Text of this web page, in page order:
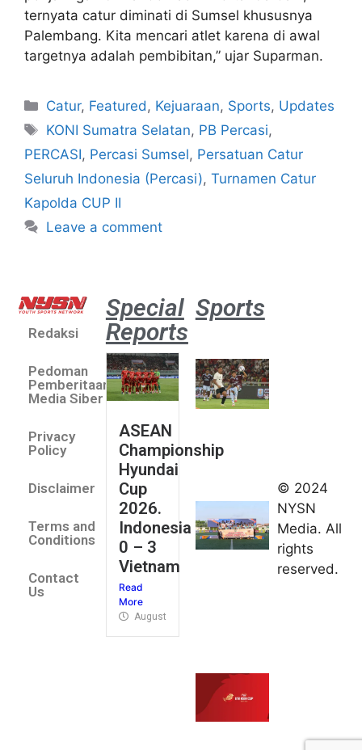
ternyata catur diminati di Sumsel khususnya
Palembang. Kita mencari atlet karena di awal
targetnya adalah pembibitan,” ujar Suparman.
Catur, Featured , Kejuaraan, Sports, Updates
KONI Sumatra Selatan, PB Percasi,
PERCASI, Percasi Sumsel, Persatuan Catur
Seluruh Indonesia (Percasi), Turnamen Catur
Kapolda CUP II
Leave a comment
Redaksi
Pedoman
Pemberitaan
Media Siber
Privacy
Policy
Disclaimer
Terms and
Conditions
Contact
Us
Special
Reports
ASEAN
Championship
Hyundai
Cup
2026.
Indonesia
0 – 3
Vietnam
Read
More
August 4, 2026
Sports
umum
Kejurnas
Panahan
Junior di
Kudus
grup
© 2024
NYSN
Media. All
rights
reserved.